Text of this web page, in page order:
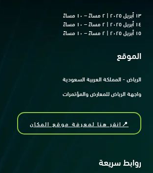
١٣ أبريل ٢٠٢٥ | ٢ مساءً – ١٠ مساءً
١٤ أبريل ٢٠٢٥ | ٢ مساءً – ١٠ مساءً
١٥ أبريل ٢٠٢٥ | ٢ مساءً – ١٠ مساءً
الموقع
الرياض - المملكة العربية السعودية
واجهة الرياض للمعارض والمؤتمرات
📍انقر هنا لمعرفة موقع المكان
روابط سريعة